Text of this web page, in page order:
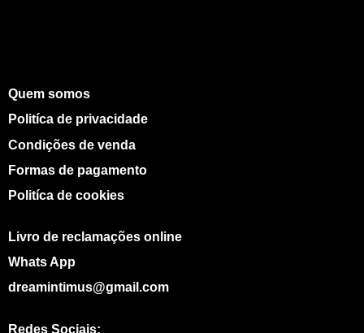
Quem somos
Politíca de privacidade
Condições de venda
Formas de pagamento
Politíca de cookies
Livro de reclamações online
Whats App
dreamintimus@gmail.com
Redes Sociais: